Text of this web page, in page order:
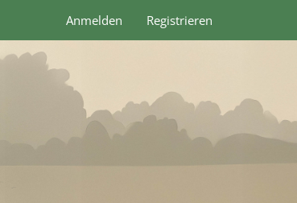
Anmelden Registrieren